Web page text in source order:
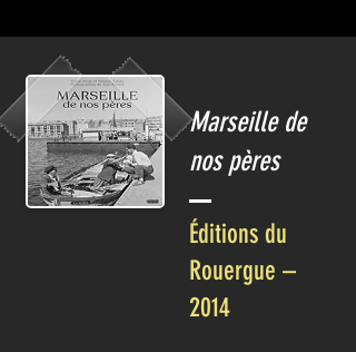
Marseille de
nos pères
Éditions du
Rouergue –
2014